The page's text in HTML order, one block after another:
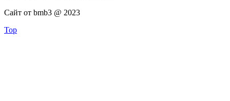
Сайт от bmb3 @ 2023
Top